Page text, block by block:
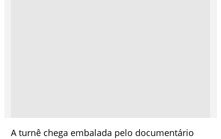
A turnê chega embalada pelo documentário